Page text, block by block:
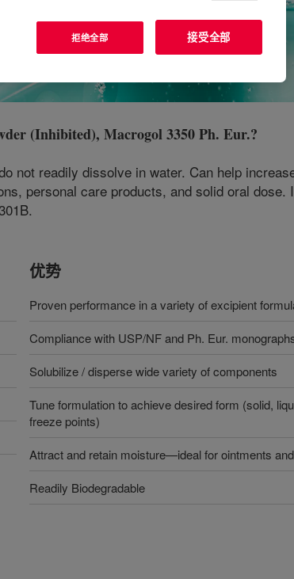
(Inhibited), Macrogol 3350 Ph. Eur.?
not readily dissolve in water. Can help
personal care products, and solid oral dose.
优势
Proven performance in a variety of excipient
Compliance with USP/NF and Ph. Eur.
Solubilize / disperse wide variety of components
Tune formulation to achieve desired form (solid,
freeze points)
Attract and retain moisture—ideal for ointments
Readily Biodegradable
拒绝全部 接受全部